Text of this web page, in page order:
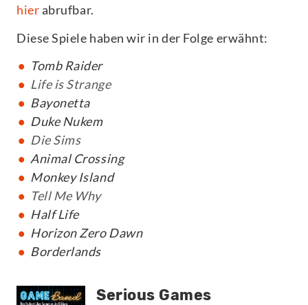
hierabrufbar.
Diese Spiele haben wir in der Folge erwähnt:
Tomb Raider
Life is Strange
Bayonetta
Duke Nukem
Die Sims
Animal Crossing
Monkey Island
Tell Me Why
Half Life
Horizon Zero Dawn
Borderlands
Serious Games